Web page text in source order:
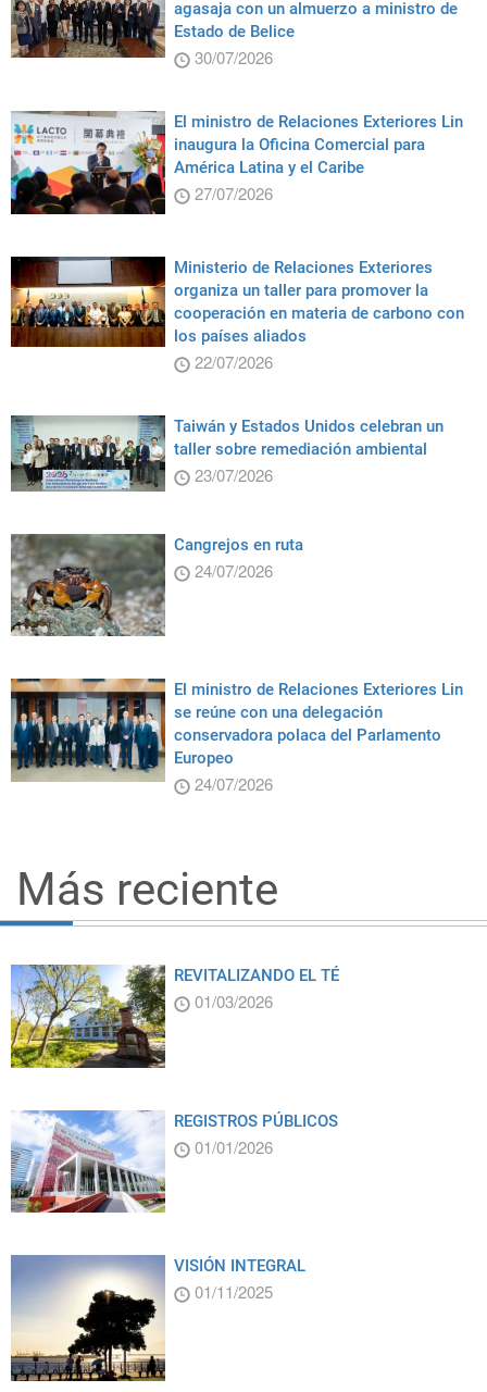
agasaja con un almuerzo a ministro de
Estado de Belice
30/07/2026
El ministro de Relaciones Exteriores Lin
inaugura la Oficina Comercial para
América Latina y el Caribe
27/07/2026
Ministerio de Relaciones Exteriores
organiza un taller para promover la
cooperación en materia de carbono con
los países aliados
22/07/2026
Taiwán y Estados Unidos celebran un
taller sobre remediación ambiental
23/07/2026
Cangrejos en ruta
24/07/2026
El ministro de Relaciones Exteriores Lin
se reúne con una delegación
conservadora polaca del Parlamento
Europeo
24/07/2026
Más reciente
REVITALIZANDO EL TÉ
01/03/2026
REGISTROS PÚBLICOS
01/01/2026
VISIÓN INTEGRAL
01/11/2025